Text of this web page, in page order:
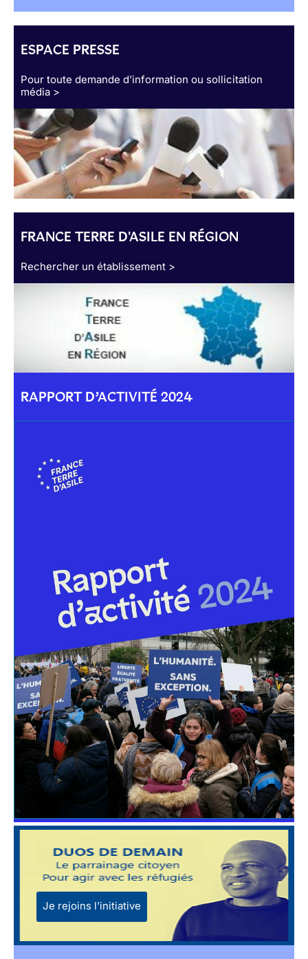
ESPACE PRESSE
Pour toute demande d’information ou sollicitation
média >
FRANCE TERRE D'ASILE EN RÉGION
Rechercher un établissement >
RAPPORT D’ACTIVITÉ 2024
Je rejoins l'initiative